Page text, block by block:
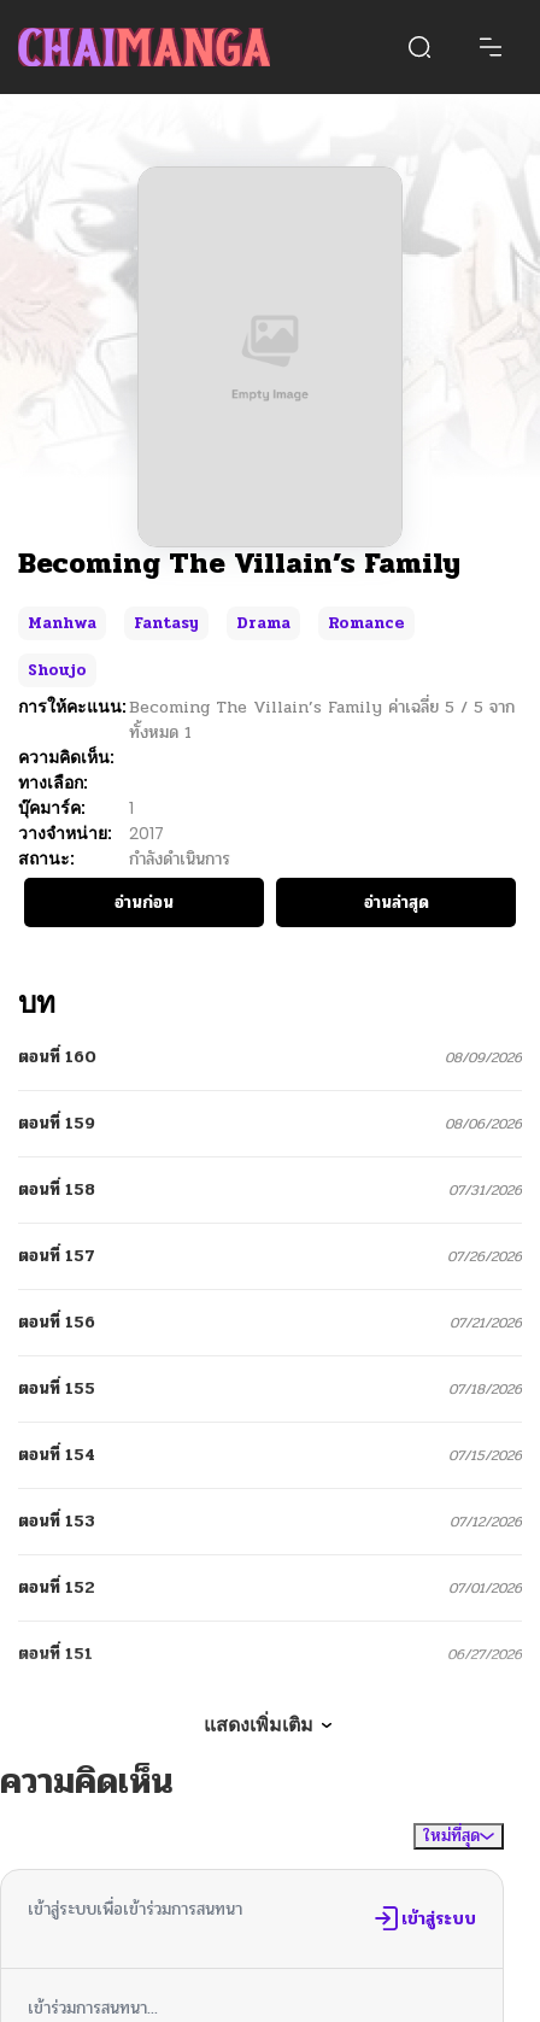
Becoming The Villain’s Family
Manhwa Fantasy Drama
Romance
Shoujo
การให้คะแนน:Becoming The Villain’s Family ค่าเฉลี่ย 5 / 5 จาก
ทั้งหมด 1
ความคิดเห็น:
ทางเลือก:
บุ๊คมาร์ค:
1
วางจำหน่าย:
2017
สถานะ:
กำลังดำเนินการ
อ่านก่อน
อ่านล่าสุด
บท
ตอนที่ 160 08/09/2026
ตอนที่ 159 08/06/2026
ตอนที่ 158 07/31/2026
ตอนที่ 157 07/26/2026
ตอนที่ 156 07/21/2026
ตอนที่ 155 07/18/2026
ตอนที่ 154 07/15/2026
ตอนที่ 153 07/12/2026
ตอนที่ 152 07/01/2026
ตอนที่ 151 06/27/2026
ตอนที่ 149
06/07/2026
ตอนที่ 147 06/05/2026
แสดงเพิ่มเติม
ความคิดเห็น
ใหม่ที่สุด
เข้าสู่ระบบเพื่อเข้าร่วมการสนทนา เข้าสู่ระบบ
เข้าร่วมการสนทนา...